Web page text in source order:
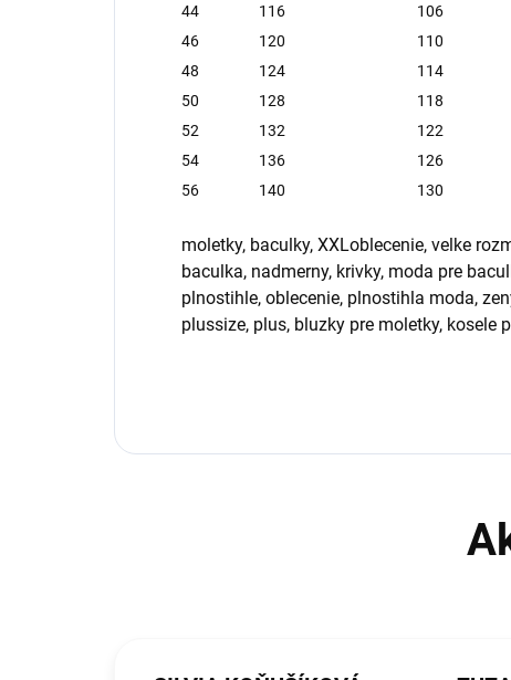
44
116 106
46
120 110
48
124 114
50
128 118
52
132 122
54
136 126
56
140 130
moletky, baculky, XXLoblecenie, velke
baculka, nadmerny, krivky, moda pre
plnostihle, oblecenie, plnostihla moda,
plussize, plus, bluzky pre moletky, kosele